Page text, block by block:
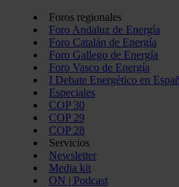
Foros regionales
Foro Andaluz de Energía
Foro Catalán de Energía
Foro Gallego de Energía
Foro Vasco de Energía
I Debate Energético en
Especiales
COP 30
COP 29
COP 28
Servicios
Newsletter
Media kit
ON | Podcast